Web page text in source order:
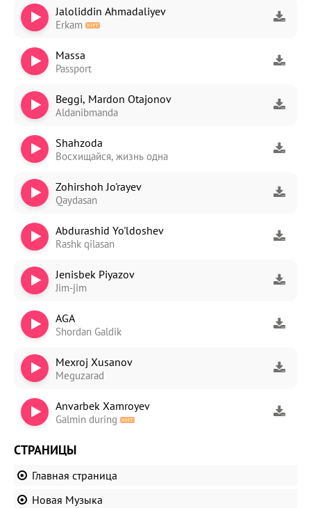
Jaloliddin Ahmadaliyev
Erkam
Massa
Passport
Beggi, Mardon Otajonov
Aldanibmanda
Shahzoda
Восхищайся, жизнь одна
Zohirshoh Jo'rayev
Qaydasan
Abdurashid Yo'ldoshev
Rashk qilasan
Jenisbek Piyazov
Jim-jim
AGA
Shordan Galdik
Mexroj Xusanov
Meguzarad
Anvarbek Xamroyev
Galmin during
СТРАНИЦЫ
Главная страница
Новая Музыка